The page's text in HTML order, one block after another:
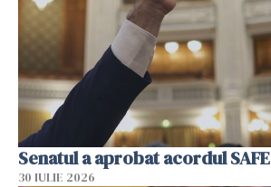
Senatul a aprobat acordul SAFE
30 IULIE 2026